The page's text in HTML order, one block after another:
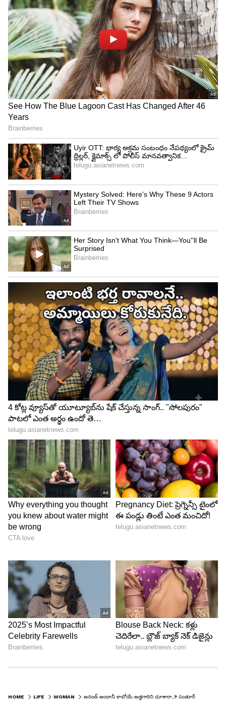
4
8
శైలాను చూసిన వాళ్లంతా ఆమెను సంతూర్ మమ్మీ అని
పిలవడమే కాకుండా అంబానీ కోడలు అందం ఆమె నుంచి
వచ్చిందని అంటున్నారు. రాధిక తండ్రి వీరేన్ వ్యాపారవేత్త
అని అందరికీ తెలిసిందే, అయితే ఆమె తల్లి శైల కూడా
ఆమెకు రూ. 2000 కోట్ల వ్యాపారాన్ని నడపడం చాలా
మందికి కొత్తే కావచ్చు.
5
8
గుజరాత్‌లోని కచ్ జిల్లాలో శైలా భాటియాగా జన్మించిన ఆమె
ముంబైలో పాఠశాల విద్యను పూర్తి చేసింది. ఆమె ప్రముఖ
ఫార్మాస్యూటికల్ కంపెనీ అయిన ఎన్‌కోర్ హెల్త్‌కేర్
వ్యవస్థాపకుడు , CEO అయిన వ్యాపారవేత్త విరెన్
మర్చంట్‌ను వివాహం చేసుకుంది.
8
HOME LIFE WOMAN